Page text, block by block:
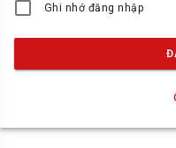
Ghi nhớ đăng nhập